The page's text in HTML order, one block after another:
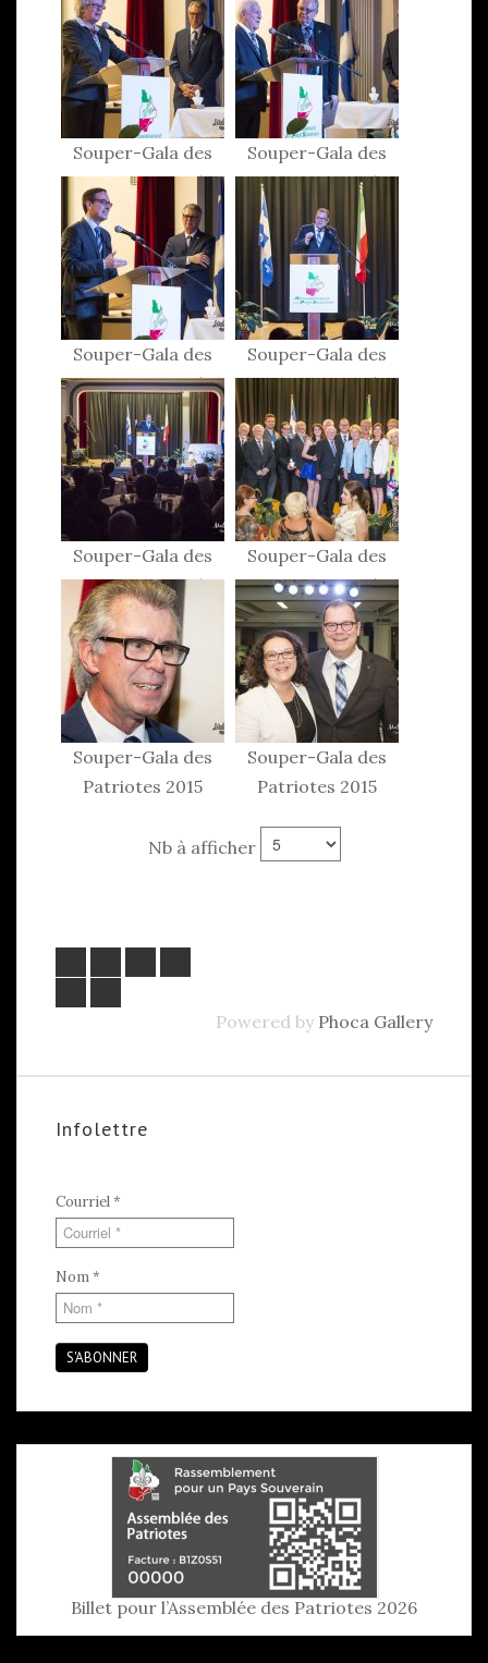
Souper-Gala des
Patriotes 2015
Souper-Gala des
Patriotes 2015
Souper-Gala des
Patriotes 2015
Souper-Gala des
Patriotes 2015
Souper-Gala des
Patriotes 2015
Souper-Gala des
Patriotes 2015
Souper-Gala des
Patriotes 2015
Souper-Gala des
Patriotes 2015
Nb à afficher
Powered by Phoca Gallery
Infolettre
Courriel*
Nom*
S'ABONNER
Billet pour l’Assemblée des Patriotes 2026